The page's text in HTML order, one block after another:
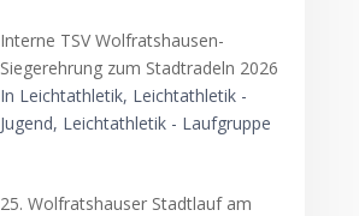
Interne TSV Wolfratshausen-
Siegerehrung zum Stadtradeln 2026
In Leichtathletik, Leichtathletik -
Jugend, Leichtathletik - Laufgruppe
25. Wolfratshauser Stadtlauf am